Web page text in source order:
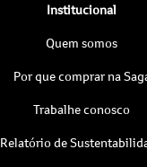
Institucional
Quem somos
Por que comprar na
Trabalhe conosco
Relatório de